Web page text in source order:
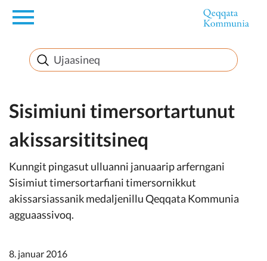
en
Innuttaasunut
Inuussutissarsiorneq
Politikki
Takornariat
Sisimiuni timersortartunut
akissarsititsineq
Kunngit pingasut ulluanni januaarip arferngani
Sisimiut timersortarfiani timersornikkut
akissarsiassanik medaljenillu Qeqqata Kommunia
agguaassivoq.
8. januar 2016